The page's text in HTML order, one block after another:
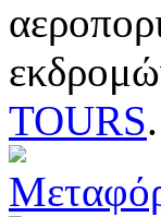
TOURS.